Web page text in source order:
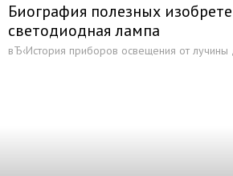
Биография полезных
светодиодная лампа
вЂ‹История приборов освещения от лучины